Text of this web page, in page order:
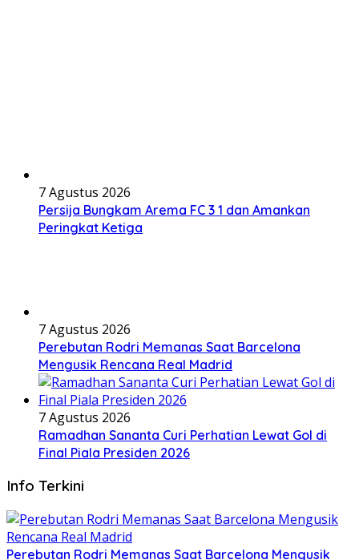
7 Agustus 2026
Persija Bungkam Arema FC 3 1 dan Amankan
Peringkat Ketiga
7 Agustus 2026
Perebutan Rodri Memanas Saat Barcelona
Mengusik Rencana Real Madrid
7 Agustus 2026
Ramadhan Sananta Curi Perhatian Lewat Gol di
Final Piala Presiden 2026
Info Terkini
Perebutan Rodri Memanas Saat Barcelona Mengusik